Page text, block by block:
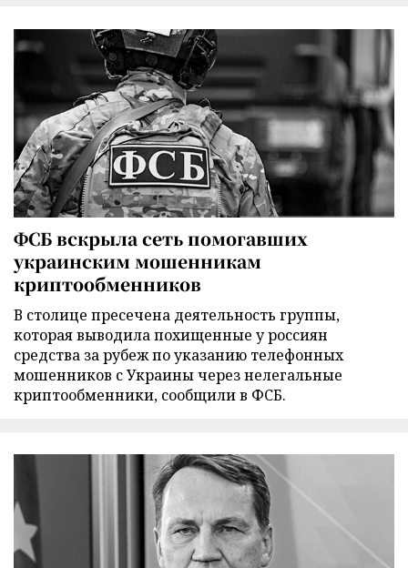
ФСБ вскрыла сеть помогавших
украинским мошенникам
криптообменников
В столице пресечена деятельность группы,
которая выводила похищенные у россиян
средства за рубеж по указанию телефонных
мошенников с Украины через нелегальные
криптообменники, сообщили в ФСБ.